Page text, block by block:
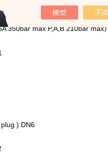
350bar max P,A,B 210bar max）
) DN6